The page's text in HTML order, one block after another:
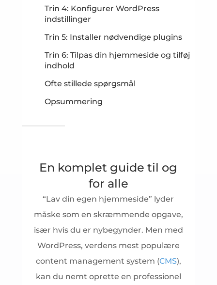
Trin 4: Konfigurer WordPress
indstillinger
Trin 5: Installer nødvendige plugins
Trin 6: Tilpas din hjemmeside og tilføj
indhold
Ofte stillede spørgsmål
Opsummering
En komplet guide til og
for alle
“Lav din egen hjemmeside” lyder
måske som en skræmmende opgave,
især hvis du er nybegynder. Men med
WordPress, verdens mest populære
content management system (CMS),
kan du nemt oprette en professionel